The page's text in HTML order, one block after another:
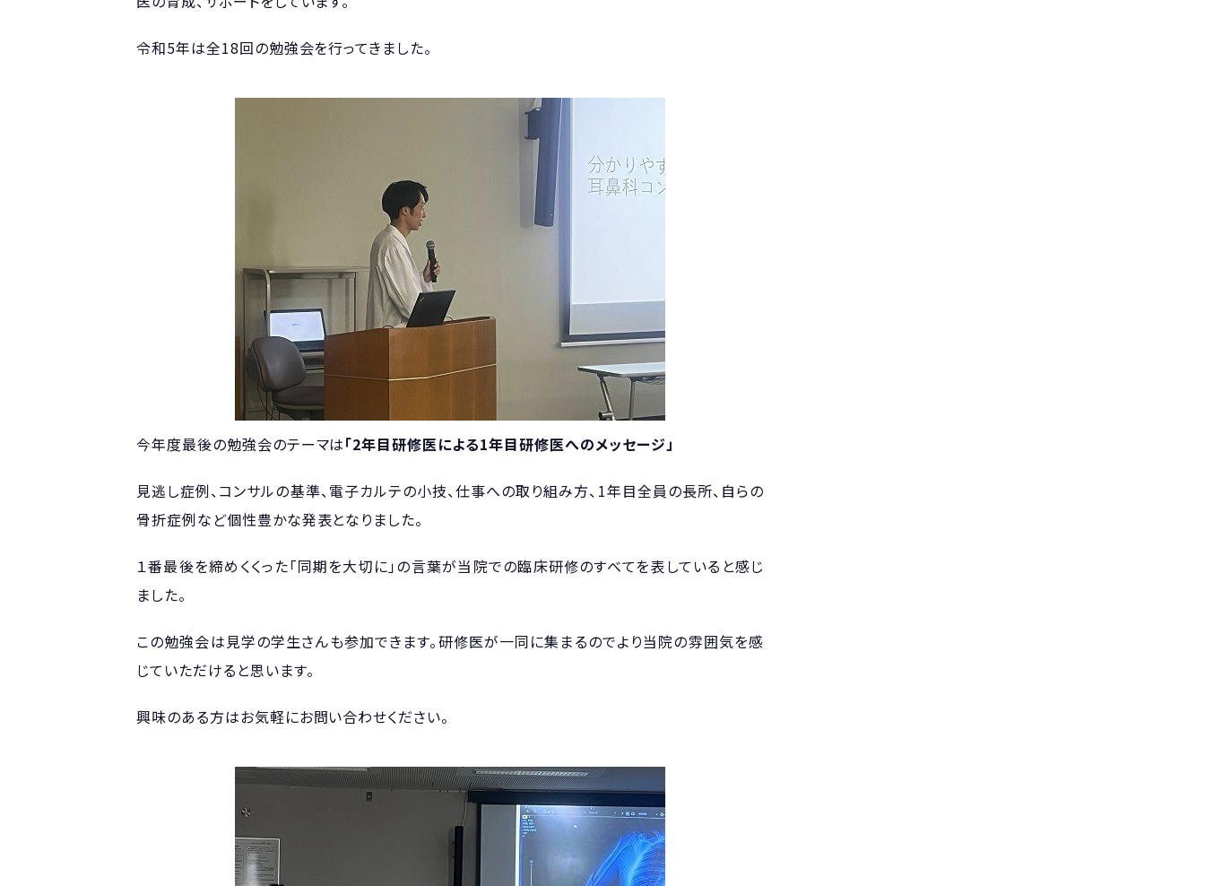
令和5年は全18回の勉強会を行ってきました。
今年度最後の勉強会のテーマは「2年目研修医による1年目研修医へのメッセージ」
見逃し症例、コンサルの基準、電子カルテの小技、仕事への取り組み方、1年目全員の長所、自らの
骨折症例など個性豊かな発表となりました。
１番最後を締めくくった「同期を大切に」の言葉が当院での臨床研修のすべてを表していると感じ
ました。
この勉強会は見学の学生さんも参加できます。研修医が一同に集まるのでより当院の雰囲気を感
じていただけると思います。
興味のある方はお気軽にお問い合わせください。